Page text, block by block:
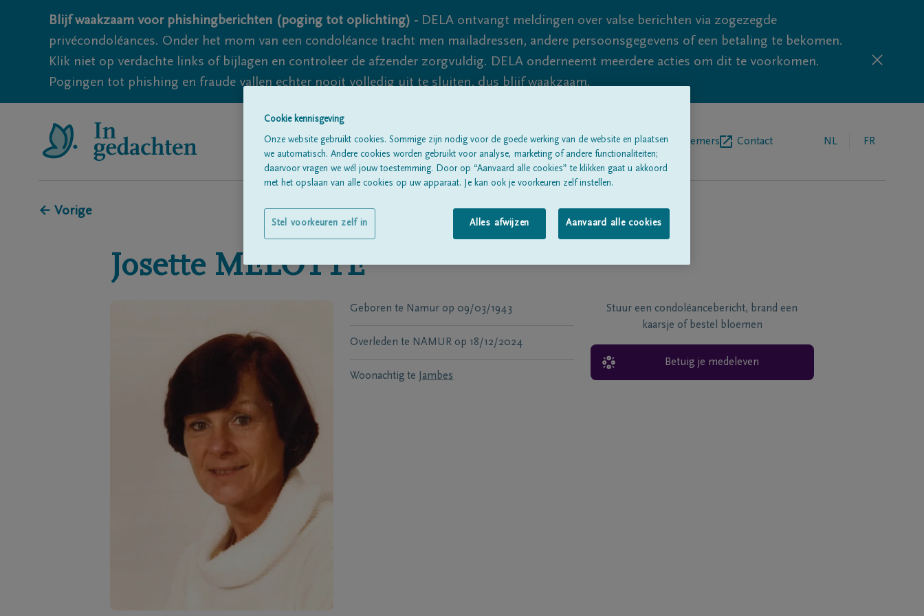
Blijf waakzaam voor phishingberichten (poging tot oplichting) - DELA ontvangt meldingen over valse berichten via zogezegde
privécondoléances. Onder het mom van een condoléance tracht men mailadressen, andere persoonsgegevens of een betaling te bekomen.
Klik niet op verdachte links of bijlagen en controleer de afzender zorgvuldig. DELA onderneemt meerdere acties om dit te voorkomen.
Pogingen tot phishing en fraude vallen echter nooit volledig uit te sluiten, dus blijf waakzaam.
Alle rouwberichtenOver onsBegrafenisondernemers Contact NL FR
← Vorige
Josette MELOTTE
Geboren te Namur op 09/03/1943
Overleden te NAMUR op 18/12/2024
Woonachtig te Jambes
Stuur een condoléancebericht, brand een
kaarsje of bestel bloemen
Betuig je medeleven
Cookie kennisgeving
Onze website gebruikt cookies. Sommige zijn nodig voor de goede werking van de website en plaatsen
we automatisch. Andere cookies worden gebruikt voor analyse, marketing of andere functionaliteiten;
daarvoor vragen we wél jouw toestemming. Door op “Aanvaard alle cookies” te klikken gaat u akkoord
met het opslaan van alle cookies op uw apparaat. Je kan ook je voorkeuren zelf instellen.
Alles afwijzen Aanvaard alle cookies
Stel voorkeuren zelf in